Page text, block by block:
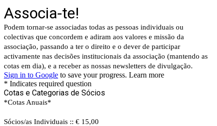
Associa-te!
Podem tornar-se associadas todas as pessoas individuais ou
colectivas que concordem e adiram aos valores e missão da
associação, passando a ter o direito e o dever de participar
activamente nas decisões institucionais da associação (mantendo as
cotas em dia), e a receber as nossas newsletters de divulgação.
Sign in to Google to save your progress. Learn more
* Indicates required question
Cotas e Categorias de Sócios
*Cotas Anuais*
Sócios/as Individuais :: € 15,00